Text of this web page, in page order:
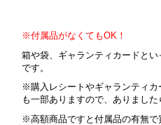
※付属品がなくてもOK！
箱や袋、ギャランティカードと
です。
※購入レシートやギャランティ
も一部ありますので、ありました
※高額商品ですと付属品の有無